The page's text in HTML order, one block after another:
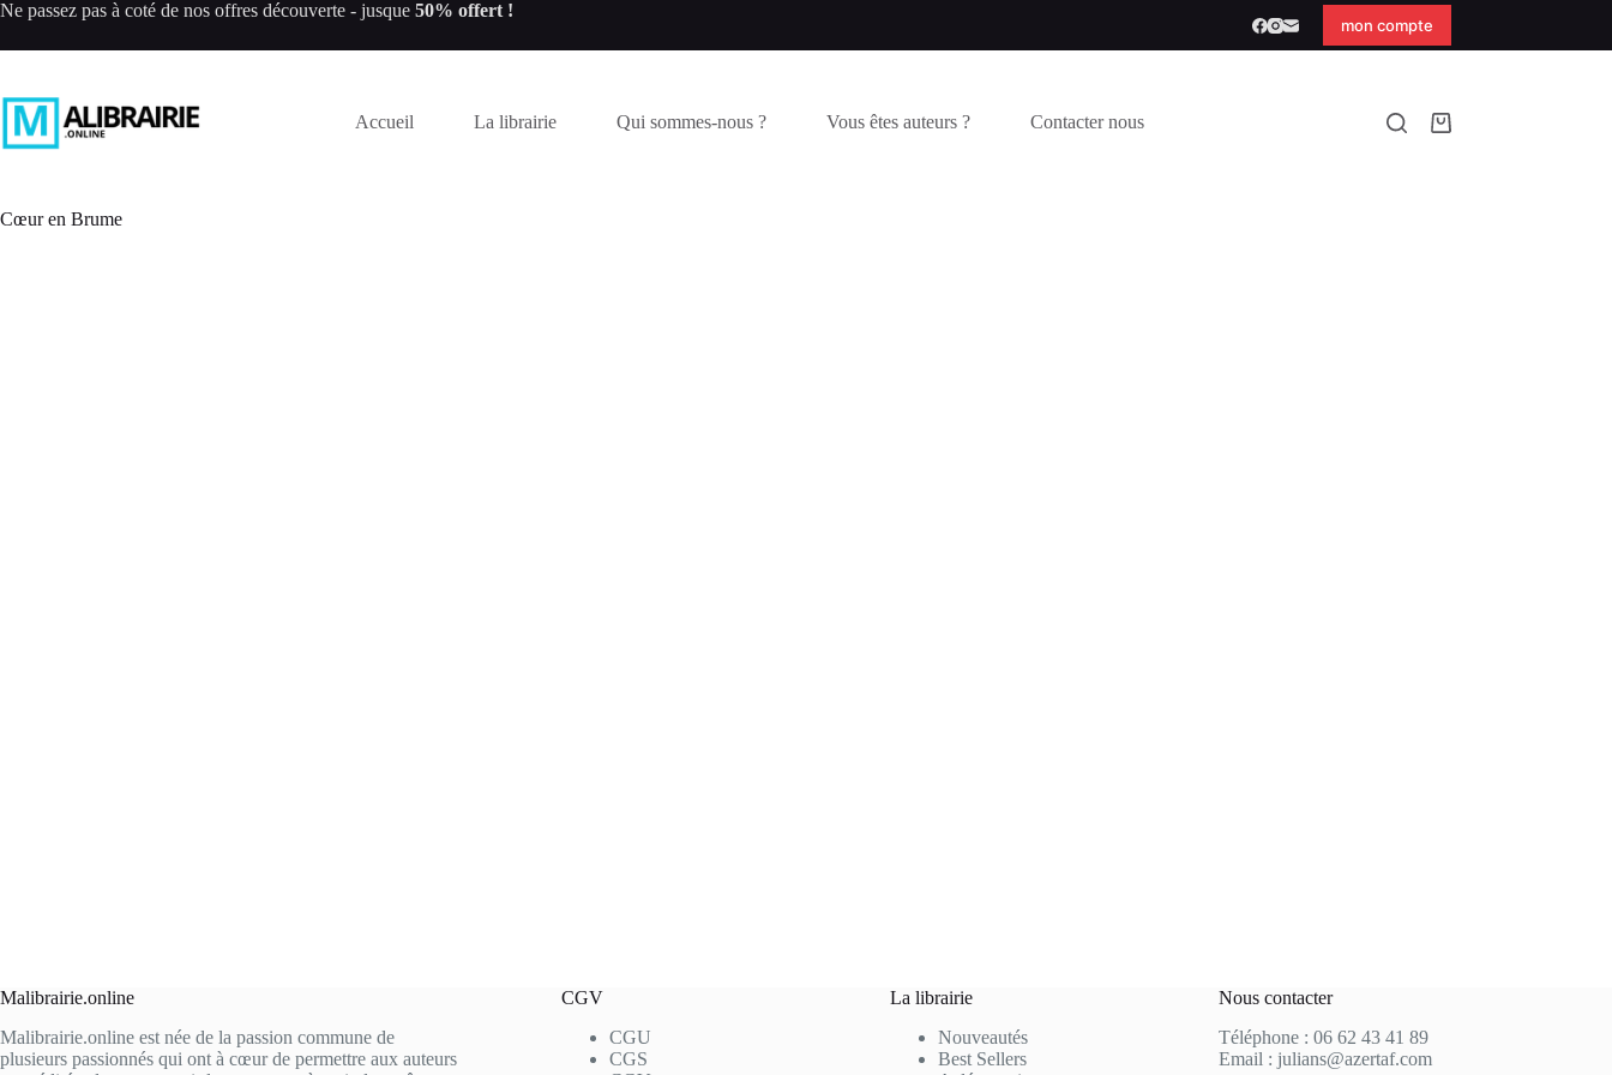
Passer
contenu
Ne passez pas à coté de nos offres découverte - jusque 50% offert !
mon compte
Accueil La librairie Qui sommes-nous ? Vous êtes auteurs ? Contacter nous
Panier
Cœur en Brume
Malibrairie.online
Malibrairie.online est née de la passion commune de
plusieurs passionnés qui ont à cœur de permettre aux auteurs
CGV
CGU
CGS
La librairie
Nouveautés
Best Sellers
Nous contacter
Téléphone : 06 62 43 41 89
Email : julians@azertaf.com